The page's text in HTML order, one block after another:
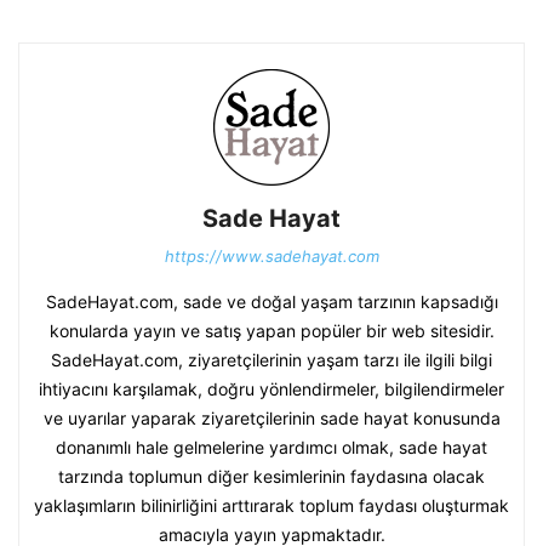
Sade Hayat
https://www.sadehayat.com
SadeHayat.com, sade ve doğal yaşam tarzının kapsadığı
konularda yayın ve satış yapan popüler bir web sitesidir.
SadeHayat.com, ziyaretçilerinin yaşam tarzı ile ilgili bilgi
ihtiyacını karşılamak, doğru yönlendirmeler, bilgilendirmeler
ve uyarılar yaparak ziyaretçilerinin sade hayat konusunda
donanımlı hale gelmelerine yardımcı olmak, sade hayat
tarzında toplumun diğer kesimlerinin faydasına olacak
yaklaşımların bilinirliğini arttırarak toplum faydası oluşturmak
amacıyla yayın yapmaktadır.